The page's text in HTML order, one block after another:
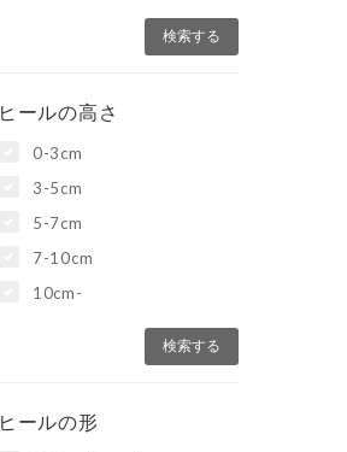
ヒールの高さ
0-3cm
3-5cm
5-7cm
7-10cm
10cm-
ヒールの形